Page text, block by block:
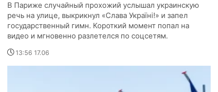
В Париже случайный прохожий услышал украинскую
речь на улице, выкрикнул «Слава Україні!» и запел
государственный гимн. Короткий момент попал на
видео и мгновенно разлетелся по соцсетям.
13:56 17.06